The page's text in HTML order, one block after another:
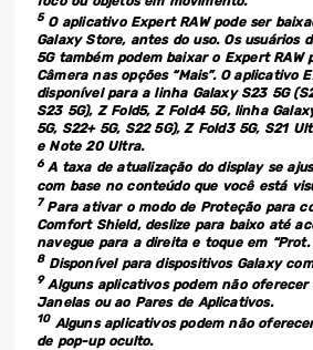
5O aplicativo Expert RAW pode ser
Galaxy Store, antes do uso. Os usuários
5G também podem baixar o Expert RAW
Câmera nas opções “Mais”. O aplicativo
disponível para a linha Galaxy S23 5G
S23 5G), Z Fold5, Z Fold4 5G, linha
5G, S22+ 5G, S22 5G), Z Fold3 5G, S21
e Note 20 Ultra.
6A taxa de atualização do display se
com base no conteúdo que você está
7Para ativar o modo de Proteção para
Comfort Shield, deslize para baixo até
navegue para a direita e toque em
8Disponível para dispositivos Galaxy
9Alguns aplicativos podem não oferecer
Janelas ou ao Pares de Aplicativos.
10Alguns aplicativos podem não
de pop-up oculto.